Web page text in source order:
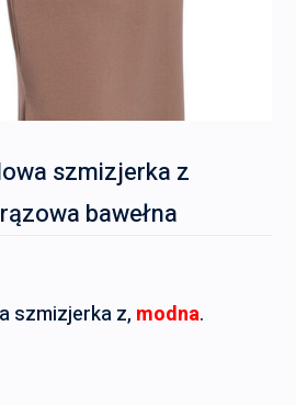
szmizjerka z
bawełna
szmizjerka z, modna.